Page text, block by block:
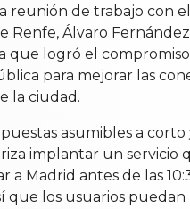
reunión de trabajo con el
Renfe, Álvaro Fernández
que logró el
para mejorar las
la ciudad.
asumibles a corto
implantar un servicio
a Madrid antes de las
que los usuarios puedan